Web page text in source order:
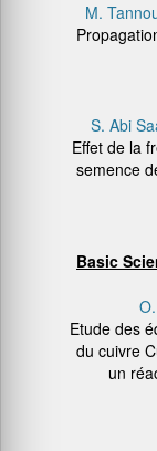
M.
S. Abi
Effet de la
semence
Basic
Etude des
du cuivre
un